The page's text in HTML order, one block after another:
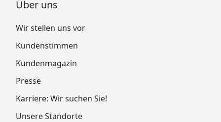
Über uns
Wir stellen uns vor
Kundenstimmen
Kundenmagazin
Presse
Karriere: Wir suchen Sie!
Unsere Standorte